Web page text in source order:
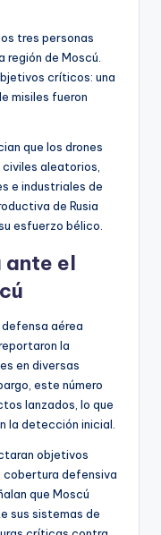
tres personas
región de Moscú.
críticos: una
misiles fueron
que los drones
aleatorios,
e industriales de
de Rusia
esfuerzo bélico.
ante el
aérea
la
en diversas
este número
lanzados, lo que
la detección inicial.
objetivos
cobertura defensiva
que Moscú
sus sistemas de